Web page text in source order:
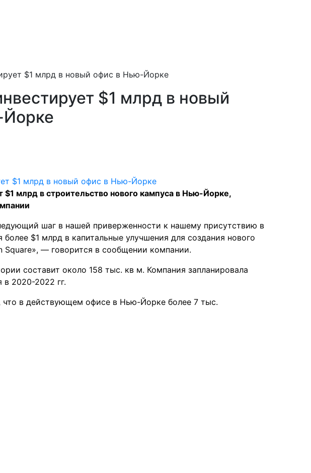
$1 млрд в новый офис в Нью-Йорке
$1 млрд в новый
$1 млрд в строительство нового кампуса в Нью-Йорке,
шаг в нашей приверженности к нашему присутствию в
$1 млрд в капитальные улучшения для создания нового
Square», — говорится в сообщении компании.
составит около 158 тыс. кв м. Компания запланировала
в 2020-2022 гг.
что в действующем офисе в Нью-Йорке более 7 тыс.